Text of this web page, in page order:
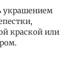
украшением
краской или